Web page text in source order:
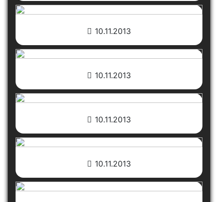
10.11.2013
10.11.2013
10.11.2013
10.11.2013